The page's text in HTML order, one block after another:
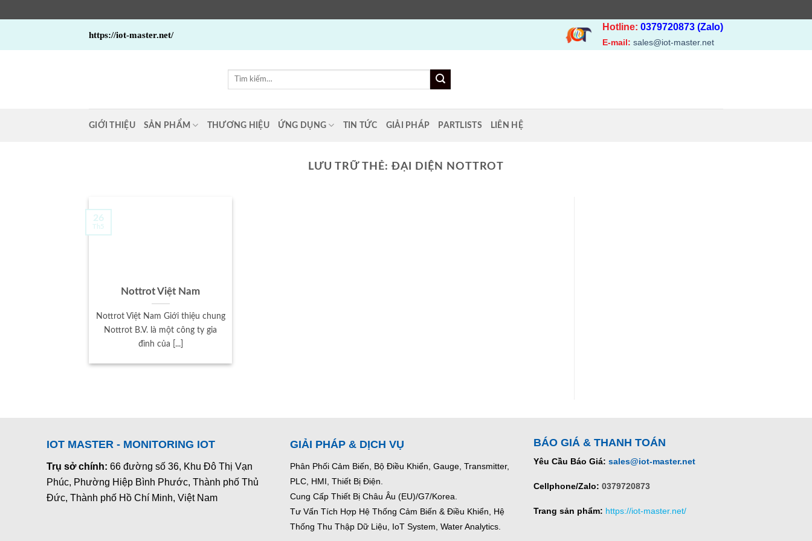
https://iot-master.net/
Hotline: 0379720873 (Zalo)
E-mail: sales@iot-master.net
Tìm
GIỚI THIỆU SẢN PHẨM THƯƠNG HIỆU ỨNG DỤNG TIN TỨC GIẢI PHÁP PARTLISTS LIÊN HỆ
LƯU TRỮ THẺ: ĐẠI DIỆN NOTTROT
Nottrot Việt Nam
Nottrot Việt Nam Giới thiệu chung
Nottrot B.V. là một công ty gia
đình của [...]
26
Th5
IOT MASTER - MONITORING IOT
Trụ sở chính: 66 đường số 36, Khu Đô Thị Vạn
Phúc, Phường Hiệp Bình Phước, Thành phố Thủ
Đức, Thành phố Hồ Chí Minh, Việt Nam
GIẢI PHÁP & DỊCH VỤ
Phân Phối Cảm Biến, Bộ Điều Khiển, Gauge, Transmitter,
PLC, HMI, Thiết Bị Điện.
Cung Cấp Thiết Bị Châu Âu (EU)/G7/Korea.
Tư Vấn Tích Hợp Hệ Thống Cảm Biến & Điều Khiển, Hệ
Thống Thu Thập Dữ Liệu, IoT System, Water Analytics.
BÁO GIÁ & THANH TOÁN
Yêu Cầu Báo Giá: sales@iot-master.net
Cellphone/Zalo: 0379720873
Trang sản phẩm: https://iot-master.net/